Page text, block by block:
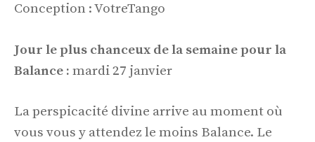
Conception : VotreTango
Jour le plus chanceux de la semaine pour la
Balance : mardi 27 janvier
La perspicacité divine arrive au moment où
vous vous y attendez le moins Balance. Le